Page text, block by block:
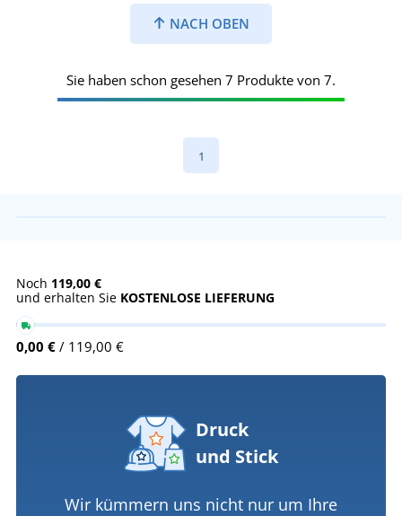
NACH OBEN
Sie haben schon gesehen 7 Produkte von 7.
1
Noch 119,00 €
und erhalten Sie KOSTENLOSE LIEFERUNG
0,00 € / 119,00 €
Druck
und Stick
Wir kümmern uns nicht nur um Ihre